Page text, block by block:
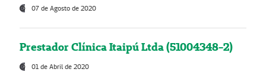
07 de Agosto de 2020
Prestador Clínica Itaipú Ltda (51004348-2)
01 de Abril de 2020